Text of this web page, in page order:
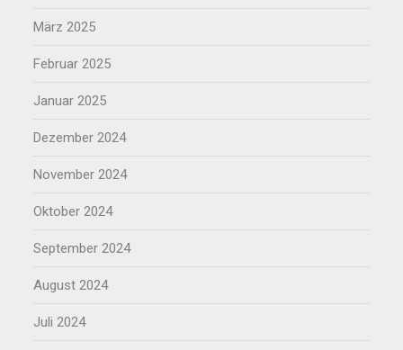
März 2025
Februar 2025
Januar 2025
Dezember 2024
November 2024
Oktober 2024
September 2024
August 2024
Juli 2024